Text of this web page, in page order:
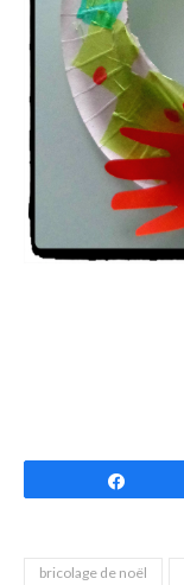
bricolage de noël